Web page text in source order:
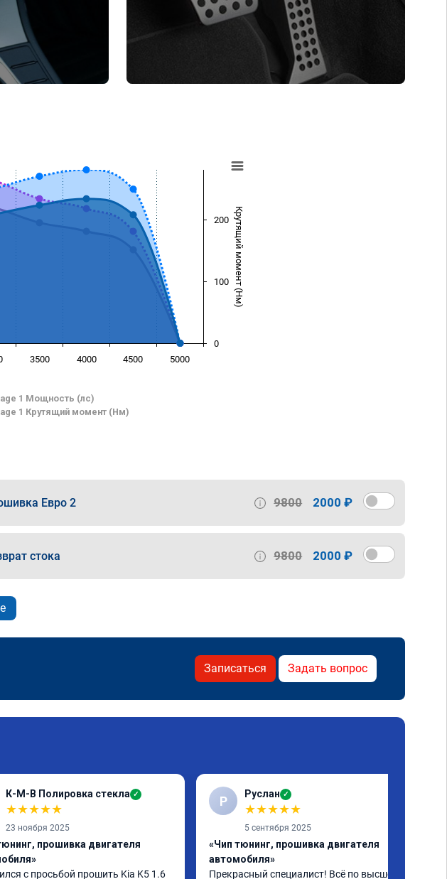
Крутящий момент (Нм)
1 Мощность (лс)
1 Крутящий момент (Нм)
3500 4000 4500 5000
0
100
200
Евро 2 9800 2000 ₽
стока 9800 2000 ₽
Записаться Задать вопрос
К-М-В Полировка стекла ✓
★★★★★
23 ноября 2025
прошивка двигателя
с просьбой прошить Kia K5 1.6
Р Руслан ✓
★★★★★
5 сентября 2025
«Чип тюнинг, прошивка двигателя
автомобиля»
Прекрасный специалист! Всё по высшему